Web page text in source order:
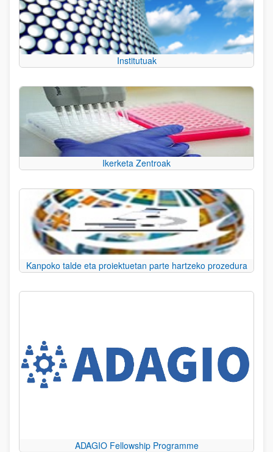
Institutuak
Ikerketa Zentroak
Kanpoko talde eta proiektuetan parte hartzeko prozedura
ADAGIO Fellowship Programme